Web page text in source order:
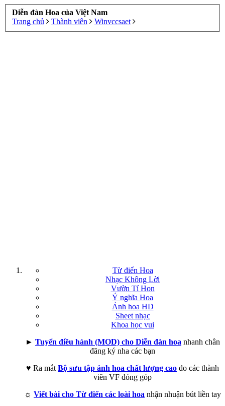
Diễn đàn Hoa của Việt Nam
Trang chủ
Thành viên Winvccsaet
Từ điển Hoa
Nhạc Không Lời
Vườn Tí Hon
Ý nghĩa Hoa
Ảnh hoa HD
Sheet nhạc
Khoa học vui
► Tuyển điều hành (MOD) cho Diễn đàn hoa nhanh chân
đăng ký nha các bạn
♥ Ra mắt Bộ sưu tập ảnh hoa chất lượng cao do các thành
viên VF đóng góp
☼ Viết bài cho Từ điển các loài hoa nhận nhuận bút liền tay